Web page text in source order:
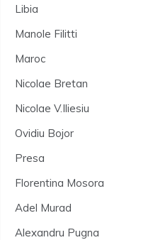
Libia
Manole Filitti
Maroc
Nicolae Bretan
Nicolae V.Iliesiu
Ovidiu Bojor
Presa
Florentina Mosora
Adel Murad
Alexandru Pugna